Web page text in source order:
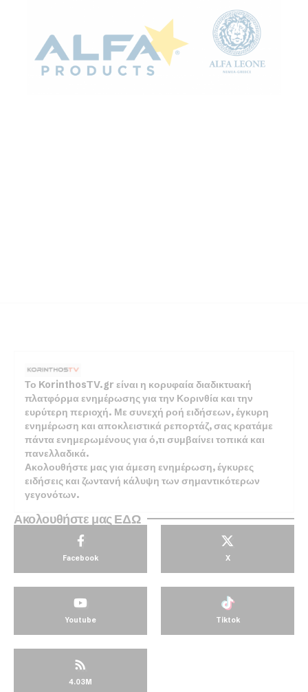
Το KorinthosTV.gr είναι η κορυφαία διαδικτυακή
πλατφόρμα ενημέρωσης για την Κορινθία και την
ευρύτερη περιοχή. Με συνεχή ροή ειδήσεων, έγκυρη
ενημέρωση και αποκλειστικά ρεπορτάζ, σας κρατάμε
πάντα ενημερωμένους για ό,τι συμβαίνει τοπικά και
πανελλαδικά.
Ακολουθήστε μας για άμεση ενημέρωση, έγκυρες
ειδήσεις και ζωντανή κάλυψη των σημαντικότερων
γεγονότων.
Ακολουθήστε μας ΕΔΩ
Facebook X
Youtube Tiktok
4.03M